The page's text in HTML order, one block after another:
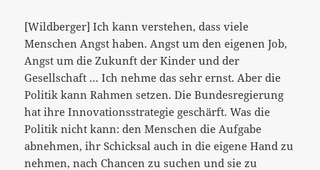
[Wildberger] Ich kann verstehen, dass viele
Menschen Angst haben. Angst um den eigenen Job,
Angst um die Zukunft der Kinder und der
Gesellschaft … Ich nehme das sehr ernst. Aber die
Politik kann Rahmen setzen. Die Bundesregierung
hat ihre Innovationsstrategie geschärft. Was die
Politik nicht kann: den Menschen die Aufgabe
abnehmen, ihr Schicksal auch in die eigene Hand zu
nehmen, nach Chancen zu suchen und sie zu